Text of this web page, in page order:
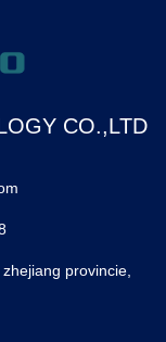
CO.,LTD
provincie,